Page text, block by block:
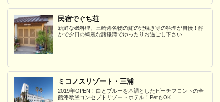
民宿でぐち荘
新鮮な磯料理、三崎港名物の鮪の兜焼き等の料理が自慢！静
かで夕日の綺麗な諸磯湾でゆったりお過ごし下さい
ミコノスリゾート・三浦
2019年OPEN！白とブルーを基調としたビーチフロントの全
館漆喰塗コンセプトリゾートホテル！PetもOK